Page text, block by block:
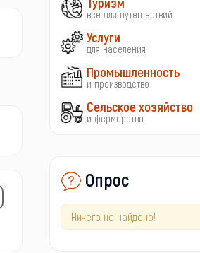
все для путешествий
Услуги
для населения
Промышленность
и производство
Сельское хозяйство
и фермерство
Опрос
Ничего не найдено!